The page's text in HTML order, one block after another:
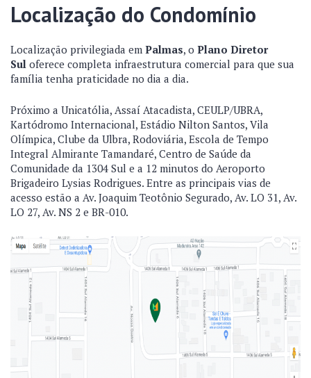
Localização do Condomínio
Localização privilegiada em Palmas, o Plano Diretor
Sul oferece completa infraestrutura comercial para que sua
família tenha praticidade no dia a dia.
Próximo a Unicatólia, Assaí Atacadista, CEULP/UBRA,
Kartódromo Internacional, Estádio Nilton Santos, Vila
Olímpica, Clube da Ulbra, Rodoviária, Escola de Tempo
Integral Almirante Tamandaré, Centro de Saúde da
Comunidade da 1304 Sul e a 12 minutos do Aeroporto
Brigadeiro Lysias Rodrigues. Entre as principais vias de
acesso estão a Av. Joaquim Teotônio Segurado, Av. LO 31, Av.
LO 27, Av. NS 2 e BR-010.